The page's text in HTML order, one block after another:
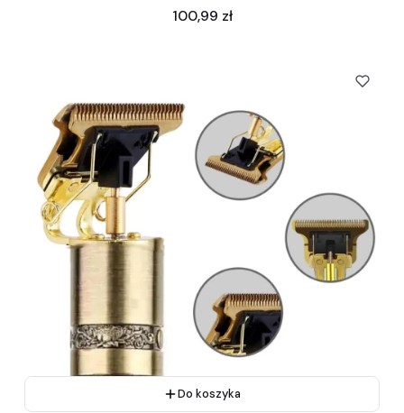
Cena
100,99 zł
Do koszyka